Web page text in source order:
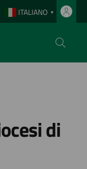
ITALIANO ▼
di